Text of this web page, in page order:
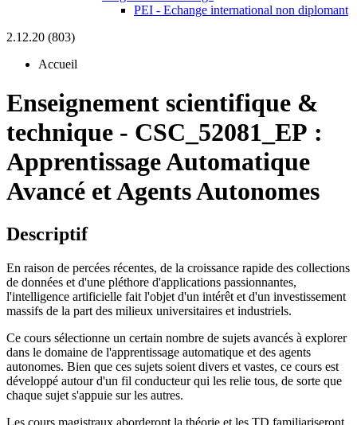
PEI - Echange international non diplomant
2.12.20 (803)
Accueil
Enseignement scientifique &
technique - CSC_52081_EP :
Apprentissage Automatique
Avancé et Agents Autonomes
Descriptif
En raison de percées récentes, de la croissance rapide des collections
de données et d'une pléthore d'applications passionnantes,
l'intelligence artificielle fait l'objet d'un intérêt et d'un investissement
massifs de la part des milieux universitaires et industriels.
Ce cours sélectionne un certain nombre de sujets avancés à explorer
dans le domaine de l'apprentissage automatique et des agents
autonomes. Bien que ces sujets soient divers et vastes, ce cours est
développé autour d'un fil conducteur qui les relie tous, de sorte que
chaque sujet s'appuie sur les autres.
Les cours magistraux aborderont la théorie et les TD familiariseront